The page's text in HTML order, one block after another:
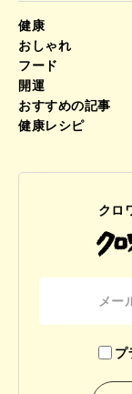
健康
おしゃれ
フード
開運
おすすめの記事
健康レシピ
クロ
プ